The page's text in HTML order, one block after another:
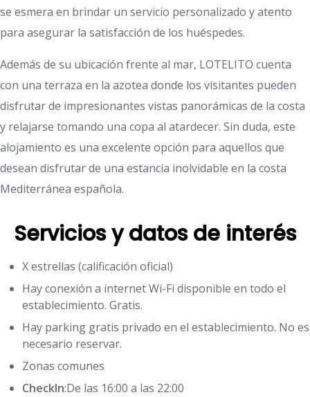
se esmera en brindar un servicio personalizado y atento
para asegurar la satisfacción de los huéspedes.
Además de su ubicación frente al mar, LOTELITO cuenta
con una terraza en la azotea donde los visitantes pueden
disfrutar de impresionantes vistas panorámicas de la costa
y relajarse tomando una copa al atardecer. Sin duda, este
alojamiento es una excelente opción para aquellos que
desean disfrutar de una estancia inolvidable en la costa
Mediterránea española.
Servicios y datos de interés
X estrellas (calificación oficial)
Hay conexión a internet Wi-Fi disponible en todo el
establecimiento. Gratis.
Hay parking gratis privado en el establecimiento. No es
necesario reservar.
Zonas comunes
CheckIn:De las 16:00 a las 22:00